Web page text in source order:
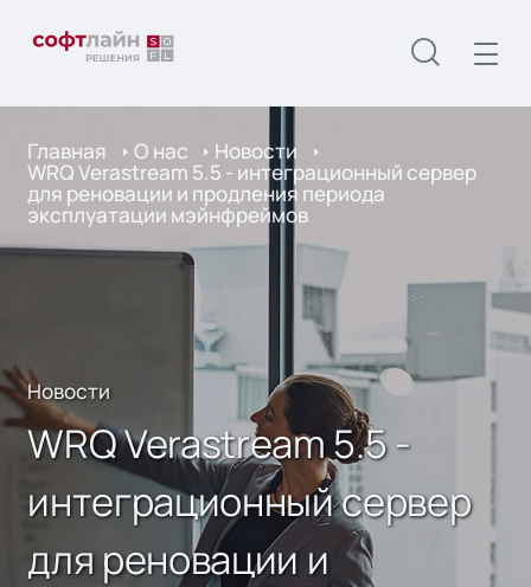
Главная О нас Новости
WRQ Verastream 5.5 - интеграционный сервер
для реновации и продления периода
эксплуатации мэйнфреймов
Новости
WRQ Verastream 5.5 -
интеграционный сервер
для реновации и